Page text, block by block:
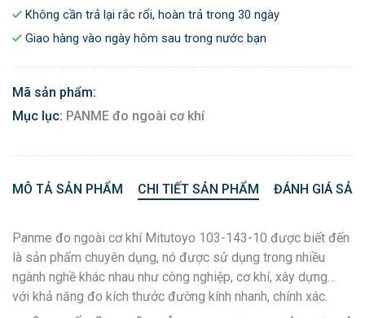
Không cần trả lại rắc rối, hoàn trả trong 30 ngày
Giao hàng vào ngày hôm sau trong nước bạn
Mã sản phẩm:
Mục lục: PANME đo ngoài cơ khí
MÔ TẢ SẢN PHẨM CHI TIẾT SẢN PHẨM ĐÁNH GIÁ
Panme đo ngoài cơ khí Mitutoyo 103-143-10 được biết đến
là sản phẩm chuyên dụng, nó được sử dụng trong nhiều
ngành nghề khác nhau như công nghiệp, cơ khí, xây dựng…
với khả năng đo kích thước đường kính nhanh, chính xác.